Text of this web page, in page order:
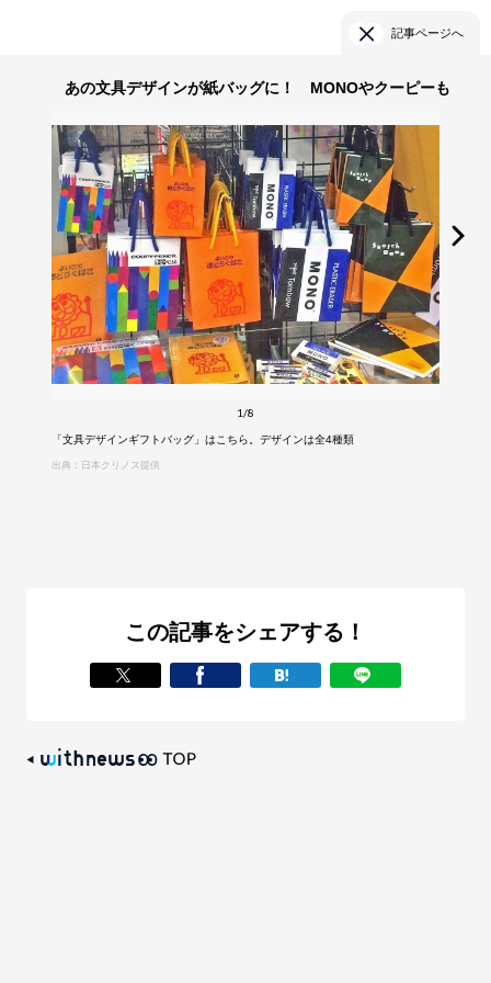
記事ページへ
あの文具デザインが紙バッグに！ MONOやクーピーも
1/8
「文具デザインギフトバッグ」はこちら。デザインは全4種類
出典：日本クリノス提供
この記事をシェアする！